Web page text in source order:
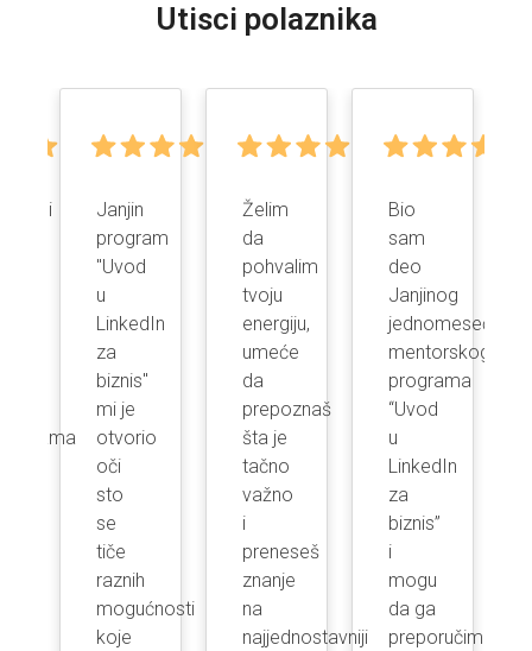
Utisci polaznika
Janjin
program
"Uvod
u
LinkedIn
za
biznis"
mi je
otvorio
oči
sto
se
tiče
raznih
mogućnosti
koje
Želim
da
pohvalim
tvoju
energiju,
umeće
da
prepoznaš
šta je
tačno
važno
i
preneseš
znanje
na
najjednostavniji
Bio
sam
deo
Janjinog
jednomesečnog
mentorskog
programa
“Uvod
u
LinkedIn
za
biznis”
i
mogu
da ga
preporučim